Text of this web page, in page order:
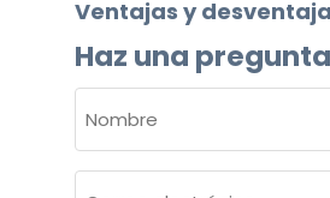
Ventajas y
Haz una
(OBLIGATORIO)
Nombre